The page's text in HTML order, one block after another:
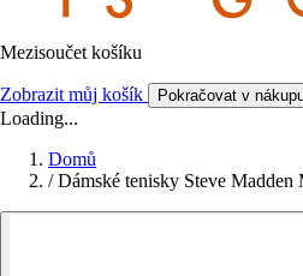
Mezisoučet košíku
Zobrazit můj košík Pokračovat v
Loading...
Domů
/ Dámské tenisky Steve Madden